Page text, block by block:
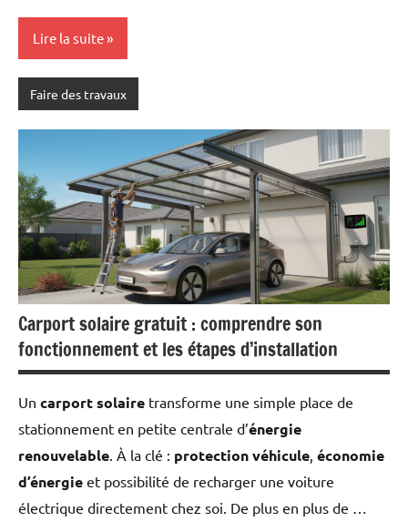
Lire la suite
Faire des travaux
Carport solaire gratuit : comprendre son
fonctionnement et les étapes d’installation
Un carport solaire transforme une simple place de
stationnement en petite centrale d’énergie
renouvelable . À la clé : protection véhicule économie
d’énergie et possibilité de recharger une voiture
électrique directement chez soi. De plus en plus de …